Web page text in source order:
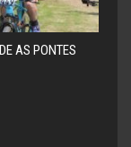
AS PONTES